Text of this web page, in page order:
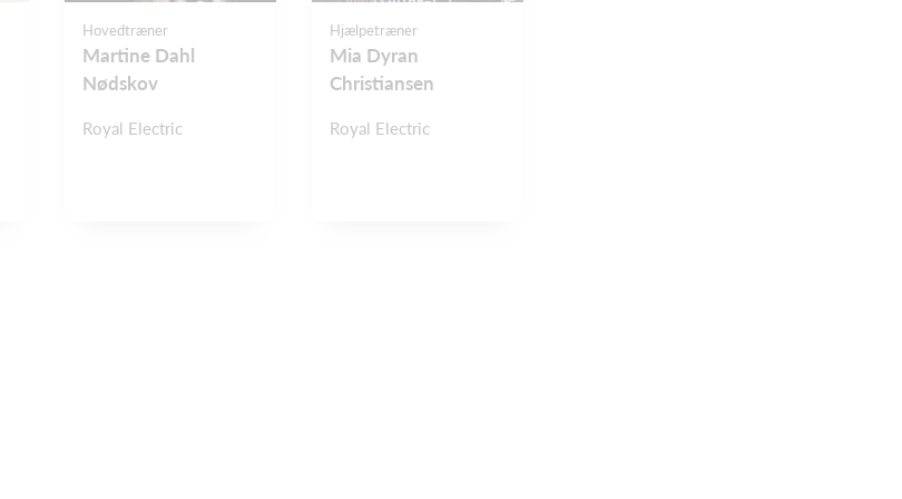
Hovedtræner
Martine Dahl
Nødskov
Royal Electric
Hjælpetræner
Mia Dyran
Christiansen
Royal Electric